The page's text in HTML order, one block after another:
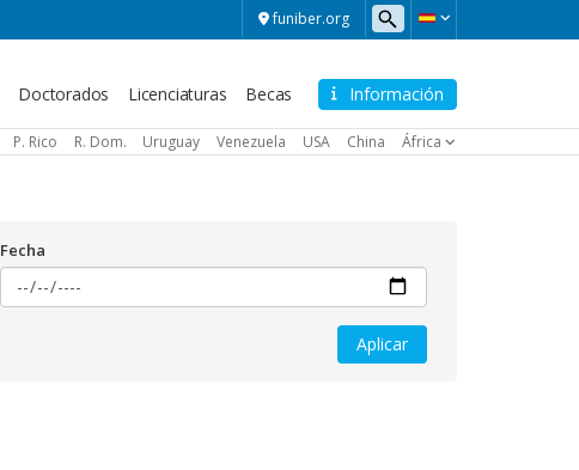
funiber.org
Información
Doctorados Licenciaturas Becas
P. Rico R. Dom. Uruguay Venezuela USA China África
Fecha